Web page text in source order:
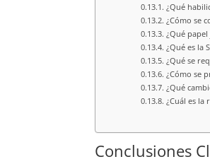
¿Qué
¿Cómo se
¿Qué
¿Qué es la
¿Qué se
¿Cómo se
¿Qué
¿Cuál es la
Conclusiones